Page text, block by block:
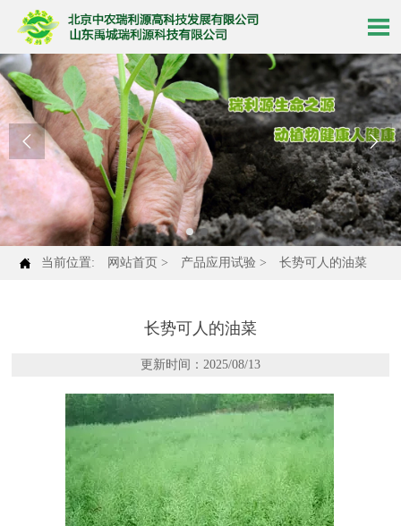

 
 当前位置: 网站首页 > 产品应用试验 > 长势可人的油菜
长势可人的油菜
更新时间：2025/08/13